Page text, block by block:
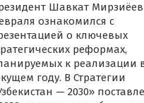
Шавкат Мирзиёев
ознакомился с
о ключевых
реформах,
к реализации
году. В Стратегии
— 2030»